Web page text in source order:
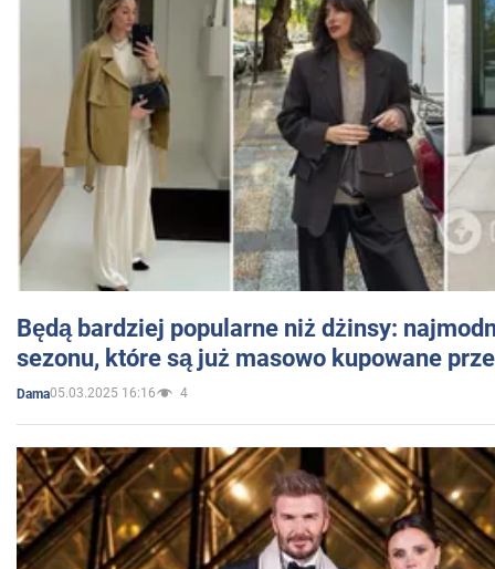
Będą bardziej popularne niż dżinsy:
sezonu, które są już masowo kupowane
Dama05.03.2025 16:16 4